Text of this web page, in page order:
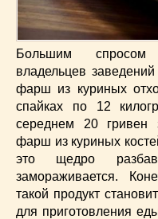
Большим спросом
владельцев
фарш из куриных
спайках по 12
середнем 20 гривен
фарш из куриных
это щедро
замораживается.
такой продукт
для приготовления